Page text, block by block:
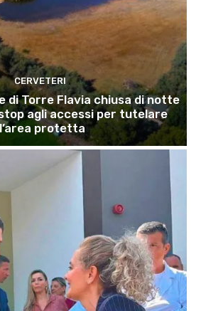
CERVETERI
di Torre Flavia chiusa di notte
agli accessi per tutelare
protetta